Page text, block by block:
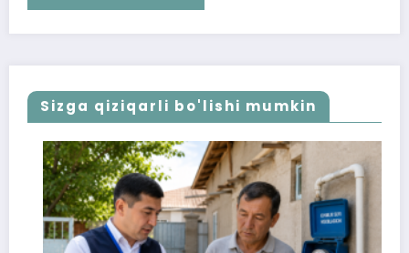
Sizga qiziqarli bo'lishi mumkin